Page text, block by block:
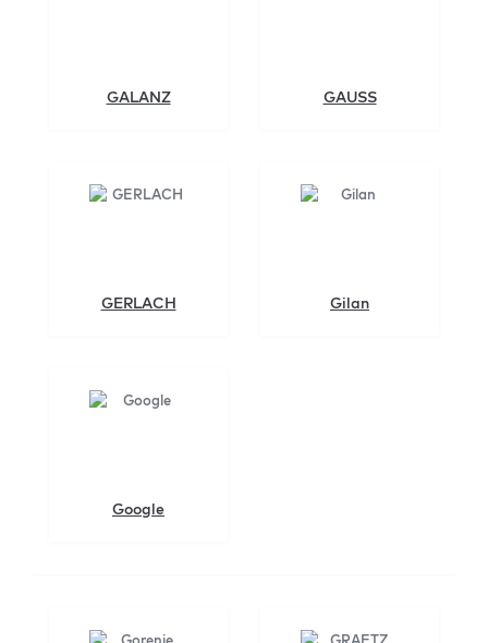
GALANZ GAUSS
GERLACH Gilan
Google